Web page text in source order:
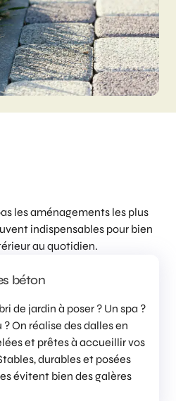
les aménagements les plus
indispensables pour bien
au quotidien.
béton
de jardin à poser ? Un spa ?
On réalise des dalles en
et prêtes à accueillir vos
durables et posées
évitent bien des galères